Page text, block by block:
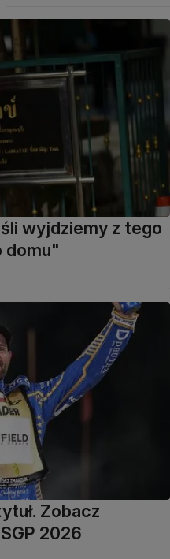
wyjdziemy z tego
domu"
Zobacz
2026